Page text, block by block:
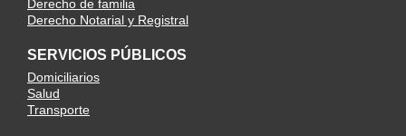
Derecho de familia
Derecho Notarial y Registral
SERVICIOS PÚBLICOS
Domiciliarios
Salud
Transporte